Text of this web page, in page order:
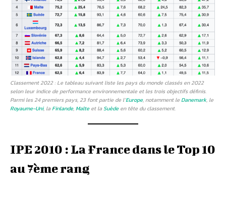
Classement 2022 : Le tableau suivant liste les pays du monde classés en 2022
selon leur indice de performance environnementale et les trois objectifs définis.
Parmi les 24 premiers pays, 23 font partie de l’Europe, notamment leDanemark, le
Royaume-Uni, laFinlande,Malteet laSuèdeen tête du classement.
IPE 2010 : La France dans le Top 10
au 7ème rang